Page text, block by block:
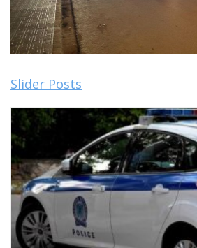
Slider Posts